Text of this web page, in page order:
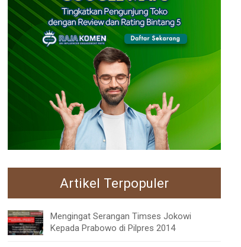
Artikel Terpopuler
Mengingat Serangan Timses Jokowi
Kepada Prabowo di Pilpres 2014